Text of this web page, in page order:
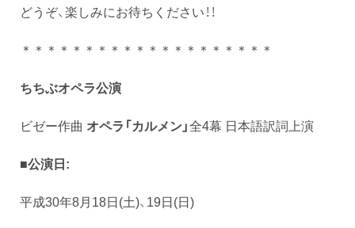
どうぞ、楽しみにお待ちください！！
＊＊＊＊＊＊＊＊＊＊＊＊＊＊＊＊＊＊＊＊
ちちぶオペラ公演
ビゼー作曲 オペラ「カルメン」全4幕 日本語訳詞上演
■公演日:
平成30年8月18日(土)、19日(日)